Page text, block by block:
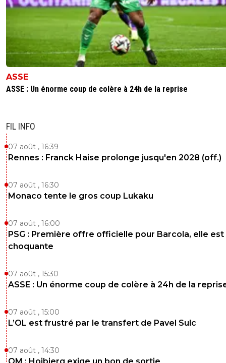
ASSE
ASSE : Un énorme coup de colère à 24h de la reprise
FIL INFO
07 août , 16:39
Rennes : Franck Haise prolonge jusqu'en 2028 (off.)
07 août , 16:30
Monaco tente le gros coup Lukaku
07 août , 16:00
PSG : Première offre officielle pour Barcola, elle est
choquante
07 août , 15:30
ASSE : Un énorme coup de colère à 24h de la
07 août , 15:00
L’OL est frustré par le transfert de Pavel Sulc
07 août , 14:30